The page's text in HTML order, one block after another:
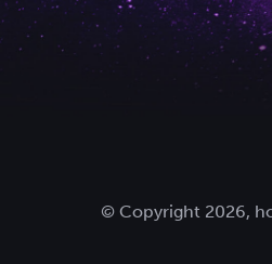
© Copyright 2026,